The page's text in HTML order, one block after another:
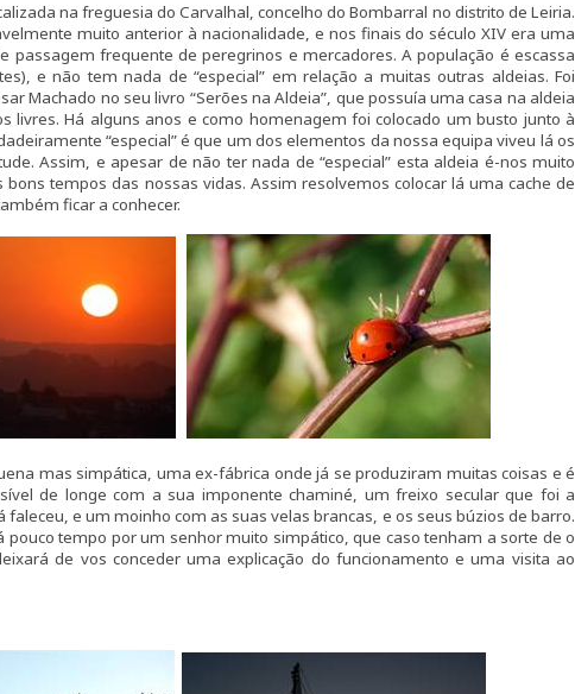
na freguesia do Carvalhal, concelho do Bombarral no distrito de Leiria.
muito anterior à nacionalidade, e nos finais do século XIV era uma
passagem frequente de peregrinos e mercadores. A população é escassa
e não tem nada de “especial” em relação a muitas outras aldeias. Foi
Machado no seu livro “Serões na Aldeia”, que possuía uma casa na aldeia
livres. Há alguns anos e como homenagem foi colocado um busto junto à
“especial” é que um dos elementos da nossa equipa viveu lá os
Assim, e apesar de não ter nada de “especial” esta aldeia é-nos muito
tempos das nossas vidas. Assim resolvemos colocar lá uma cache de
ficar a conhecer.
mas simpática, uma ex-fábrica onde já se produziram muitas coisas e é
de longe com a sua imponente chaminé, um freixo secular que foi a
faleceu, e um moinho com as suas velas brancas, e os seus búzios de barro.
pouco tempo por um senhor muito simpático, que caso tenham a sorte de o
de vos conceder uma explicação do funcionamento e uma visita ao